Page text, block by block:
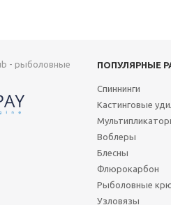
- рыболовные
ПОПУЛЯРНЫЕ
Спиннинги
Кастинговые
Воблеры
Блесны
Флюрокарбон
Рыболовные
Узловязы